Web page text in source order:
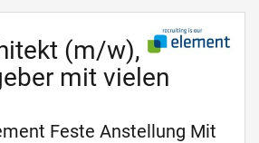
(m/w),
mit vielen
Feste Anstellung Mit